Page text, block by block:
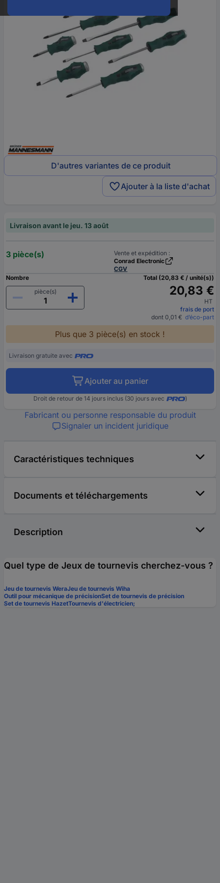
D'autres variantes de ce produit
Ajouter à la liste d'achat
Livraison avant le jeu. 13 août
3 pièce(s)
Vente et expédition :
Conrad Electronic
CGV
Nombre
pièce(s)
Total (20,83 € / unité(s))
20,83 €
HT
frais de port
dont 0,01 € d’éco-part
Plus que 3 pièce(s) en stock !
Livraison gratuite avec
Ajouter au panier
Droit de retour de 14 jours inclus (30 jours avec )
Fabricant ou personne responsable du produit
Signaler un incident juridique
Caractéristiques techniques
Documents et téléchargements
Description
Quel type de Jeux de tournevis cherchez-vous ?
Jeu de tournevis WeraJeu de tournevis Wiha
Outil pour mécanique de précisionSet de tournevis de précision
Set de tournevis HazetTournevis d'électricien;